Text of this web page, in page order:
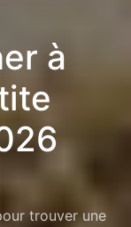
à
trouver une